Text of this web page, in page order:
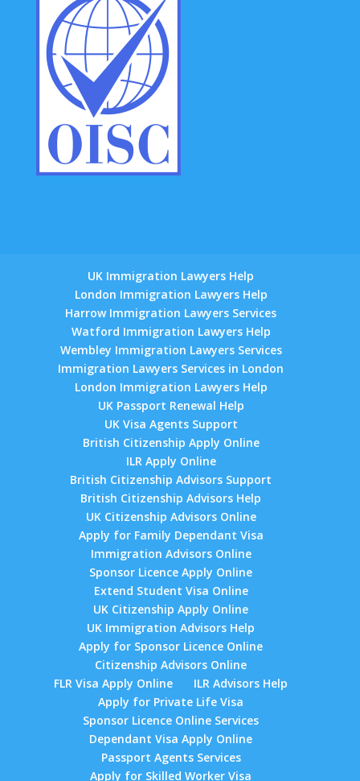
UK Immigration Lawyers Help
London Immigration Lawyers Help
Harrow Immigration Lawyers Services
Watford Immigration Lawyers Help
Wembley Immigration Lawyers Services
Immigration Lawyers Services in London
London Immigration Lawyers Help
UK Passport Renewal Help
UK Visa Agents Support
British Citizenship Apply Online
ILR Apply Online
British Citizenship Advisors Support
British Citizenship Advisors Help
UK Citizenship Advisors Online
Apply for Family Dependant Visa
Immigration Advisors Online
Sponsor Licence Apply Online
Extend Student Visa Online
UK Citizenship Apply Online
UK Immigration Advisors Help
Apply for Sponsor Licence Online
Citizenship Advisors Online
FLR Visa Apply Online
ILR Advisors Help
Apply for Private Life Visa
Sponsor Licence Online Services
Dependant Visa Apply Online
Passport Agents Services
Apply for Skilled Worker Visa